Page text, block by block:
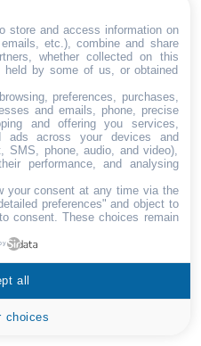
store and access information on
etc.), combine and share
whether collected on this
by some of us, or obtained
preferences, purchases,
and emails, phone, precise
and offering you services,
ads across your devices and
SMS, phone, audio, and video),
performance, and analysing
your consent at any time via the
preferences" and object to
consent. These choices remain
choices
all